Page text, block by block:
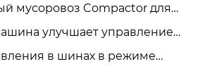
мусоровоз Compactor для
улучшает управление
ресурсами?
в шинах в режиме